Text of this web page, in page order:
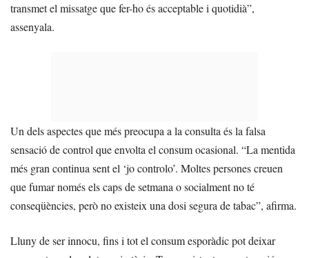
transmet el missatge que fer-ho és acceptable i quotidià”,
assenyala.
Un dels aspectes que més preocupa a la consulta és la falsa
sensació de control que envolta el consum ocasional. “La mentida
més gran continua sent el ‘jo controlo’. Moltes persones creuen
que fumar només els caps de setmana o socialment no té
conseqüències, però no existeix una dosi segura de tabac”, afirma.
Lluny de ser innocu, fins i tot el consum esporàdic pot deixar